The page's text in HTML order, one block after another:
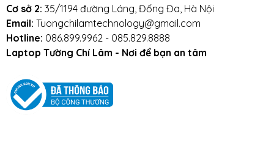
Tránh pin tiếp xúc với nước.
Tắt các ứng dụng không cần thiết khi sử dụng
laptop.
Tắt máy khi không sử dụng.
Cơ sở 2: 35/1194 đường Láng, Đống Đa, Hà Nội
Email: Tuongchilamtechnology@gmail.com
Hotline: 086.899.9962 - 085.829.8888
Laptop Tường Chí Lâm - Nơi để bạn an tâm